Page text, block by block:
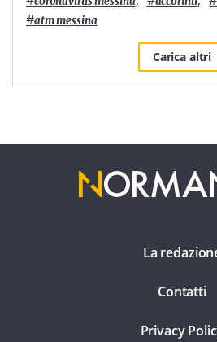
#atm messina
Carica altri
La
Contatti
Privacy